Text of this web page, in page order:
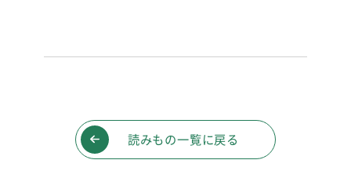
読みもの一覧に戻る